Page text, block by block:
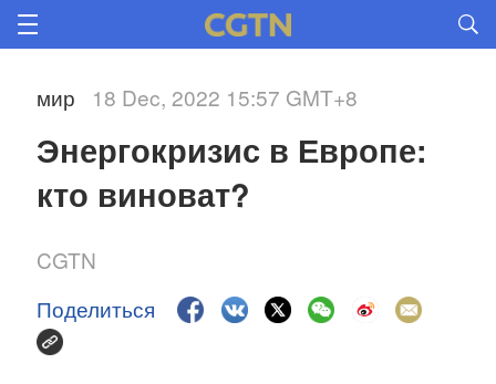
мир 18 Dec, 2022 15:57 GMT+8
Энергокризис в Европе:
кто виноват?
CGTN
Поделиться